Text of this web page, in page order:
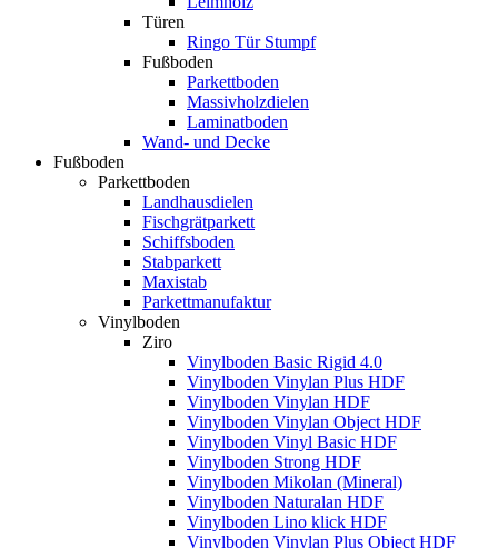
Türen
Ringo Tür Stumpf
Fußboden
Parkettboden
Massivholzdielen
Laminatboden
Wand- und Decke
Fußboden
Parkettboden
Landhausdielen
Fischgrätparkett
Schiffsboden
Stabparkett
Maxistab
Parkettmanufaktur
Vinylboden
Ziro
Vinylboden Basic Rigid 4.0
Vinylboden Vinylan Plus HDF
Vinylboden Vinylan HDF
Vinylboden Vinylan Object HDF
Vinylboden Vinyl Basic HDF
Vinylboden Strong HDF
Vinylboden Mikolan (Mineral)
Vinylboden Naturalan HDF
Vinylboden Lino klick HDF
Vinylboden Vinylan Plus Object HDF